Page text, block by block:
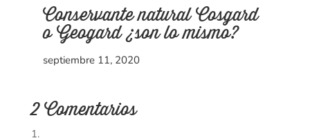
Conservante natural Cosgard
o Geogard ¿son lo mismo?
septiembre 11, 2020
2 Comentarios